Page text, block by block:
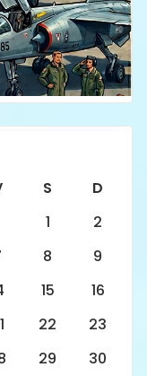
S
D
1
2
8
9
15
16
22
23
29
30